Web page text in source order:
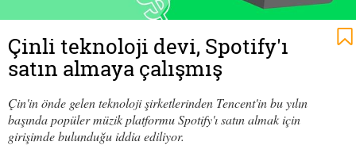
Çinli teknoloji devi, Spotify'ı
satın almaya çalışmış
Çin'in önde gelen teknoloji şirketlerinden Tencent'in bu yılın
başında popüler müzik platformu Spotify'ı satın almak için
girişimde bulunduğu iddia ediliyor.